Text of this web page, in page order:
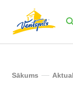
Sākums